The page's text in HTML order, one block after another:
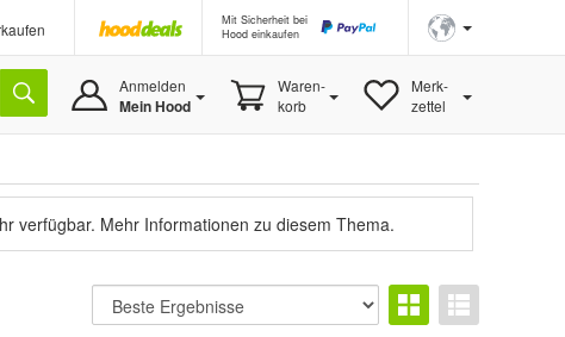
Mit Sicherheit bei
Hood einkaufen
Anmelden
Mein Hood
Waren-
korb
Merk-
zettel
verfügbar. Mehr Informationen zu diesem Thema.